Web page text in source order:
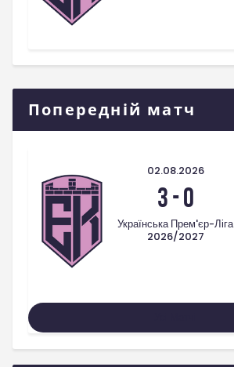
Попередній матч
02.08.2026
3-0
Українська Прем'єр-Ліга
2026/2027